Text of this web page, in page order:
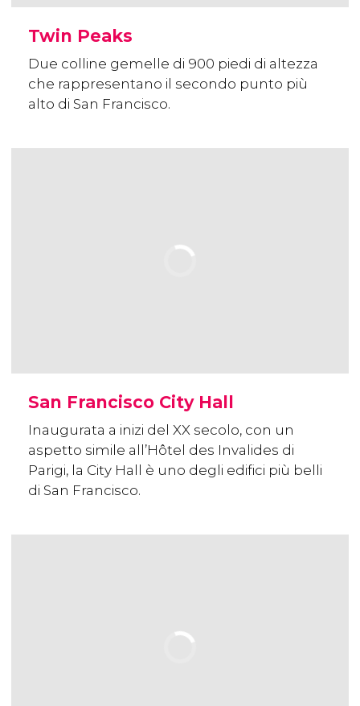
Twin Peaks
Due colline gemelle di 900 piedi di altezza
che rappresentano il secondo punto più
alto di San Francisco.
San Francisco City Hall
Inaugurata a inizi del XX secolo, con un
aspetto simile all’Hôtel des Invalides di
Parigi, la City Hall è uno degli edifici più belli
di San Francisco.